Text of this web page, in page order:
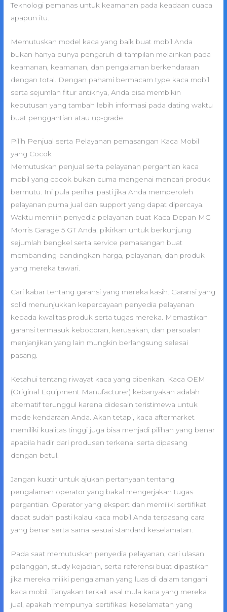
Teknologi pemanas untuk keamanan pada keadaan cuaca
apapun itu.
Memutuskan model kaca yang baik buat mobil Anda
bukan hanya punya pengaruh di tampilan melainkan pada
keamanan, keamanan, dan pengalaman berkendaraan
dengan total. Dengan pahami bermacam type kaca mobil
serta sejumlah fitur antiknya, Anda bisa membikin
keputusan yang tambah lebih informasi pada dating waktu
buat penggantian atau up-grade.
Pilih Penjual serta Pelayanan pemasangan Kaca Mobil
yang Cocok
Memutuskan penjual serta pelayanan pergantian kaca
mobil yang cocok bukan cuma mengenai mencari produk
bermutu. Ini pula perihal pasti jika Anda memperoleh
pelayanan purna jual dan support yang dapat dipercaya.
Waktu memilih penyedia pelayanan buat Kaca Depan MG
Morris Garage 5 GT Anda, pikirkan untuk berkunjung
sejumlah bengkel serta service pemasangan buat
membanding-bandingkan harga, pelayanan, dan produk
yang mereka tawari.
Cari kabar tentang garansi yang mereka kasih. Garansi yang
solid menunjukkan kepercayaan penyedia pelayanan
kepada kwalitas produk serta tugas mereka. Memastikan
garansi termasuk kebocoran, kerusakan, dan persoalan
menjanjikan yang lain mungkin berlangsung selesai
pasang.
Ketahui tentang riwayat kaca yang diberikan. Kaca OEM
(Original Equipment Manufacturer) kebanyakan adalah
alternatif terunggul karena didesain teristimewa untuk
mode kendaraan Anda. Akan tetapi, kaca aftermarket
memiliki kualitas tinggi juga bisa menjadi pilihan yang benar
apabila hadir dari produsen terkenal serta dipasang
dengan betul.
Jangan kuatir untuk ajukan pertanyaan tentang
pengalaman operator yang bakal mengerjakan tugas
pergantian. Operator yang ekspert dan memiliki sertifikat
dapat sudah pasti kalau kaca mobil Anda terpasang cara
yang benar serta sama sesuai standard keselamatan.
Pada saat memutuskan penyedia pelayanan, cari ulasan
pelanggan, study kejadian, serta referensi buat dipastikan
jika mereka miliki pengalaman yang luas di dalam tangani
kaca mobil. Tanyakan terkait asal mula kaca yang mereka
jual, apakah mempunyai sertifikasi keselamatan yang